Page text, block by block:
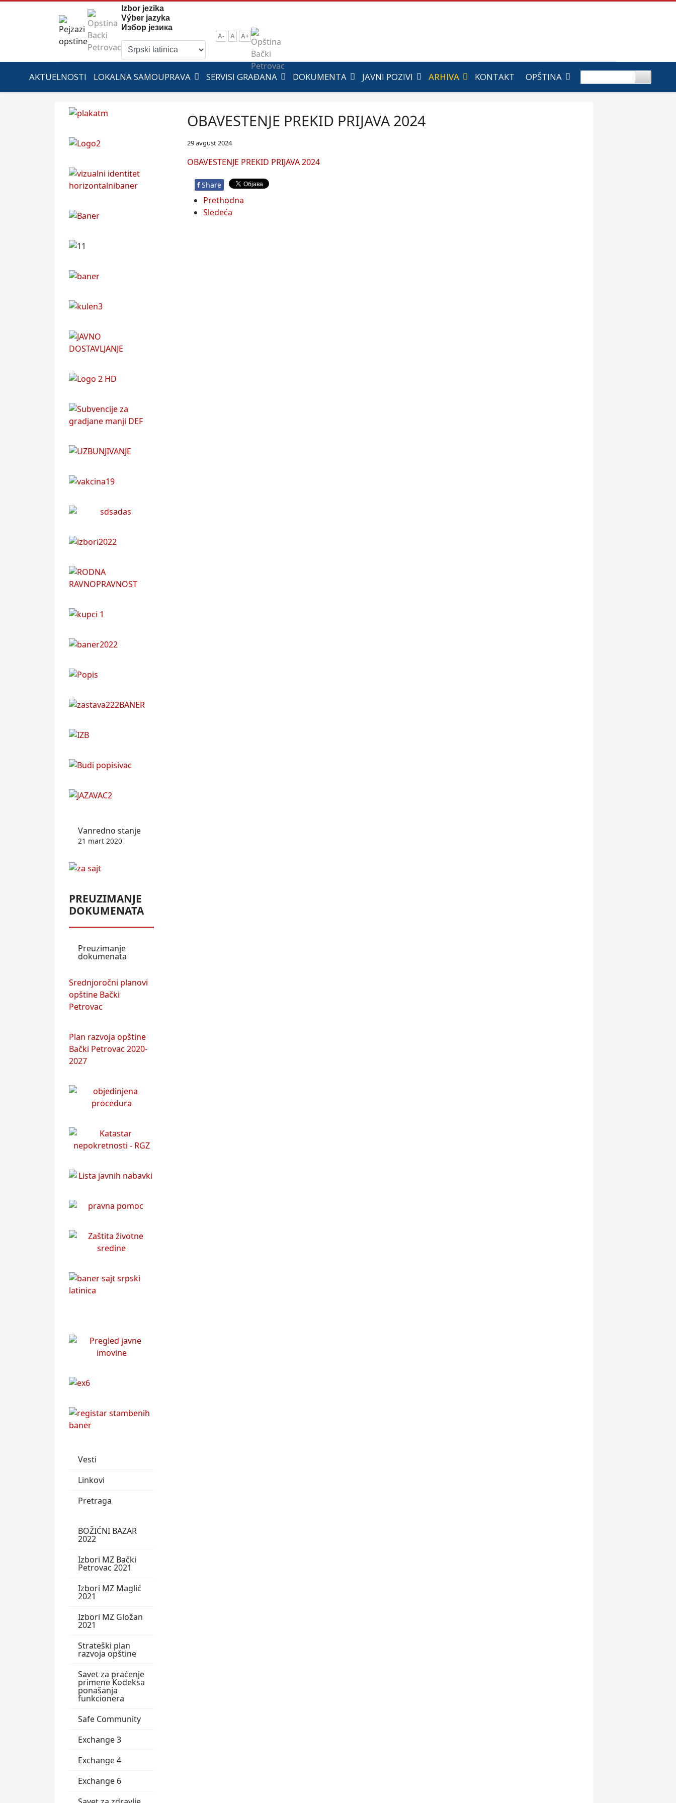
Izbor jezika
Výber jazyka
Избор језика
A- A A+
AKTUELNOSTI LOKALNA SAMOUPRAVA SERVISI GRAĐANA DOKUMENTA JAVNI POZIVI ARHIVA KONTAKT OPŠTINA
Vanredno stanje
21 mart 2020
PREUZIMANJE
DOKUMENATA
Preuzimanje
dokumenata
Srednjoročni planovi
opštine Bački
Petrovac
Plan razvoja opštine
Bački Petrovac 2020-
2027
Vesti
Linkovi
Pretraga
BOŽIĆNI BAZAR
2022
Izbori MZ Bački
Petrovac 2021
Izbori MZ Maglić
2021
Izbori MZ Gložan
2021
Strateški plan
razvoja opštine
Savet za praćenje
primene Kodeksa
ponašanja
funkcionera
Safe Community
Exchange 3
Exchange 4
Exchange 6
OBAVESTENJE PREKID PRIJAVA 2024
29 avgust 2024
OBAVESTENJE PREKID PRIJAVA 2024
f Share
Prethodna
Sledeća